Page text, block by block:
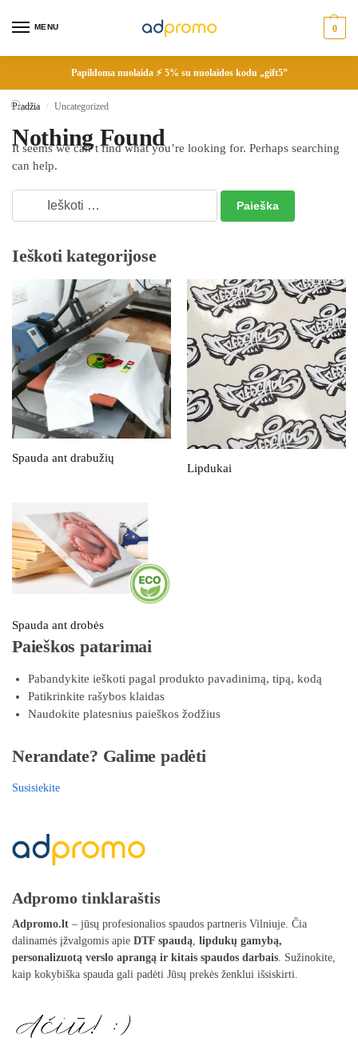
MENU 0
Papildoma nuolaida ⚡ 5% su nuolaidos kodu „gift5”
Pradžia / Uncategorized
Nothing Found
It seems we can’t find what you’re looking for. Perhaps searching
can help.
Ieškoti kategorijose
Spauda ant drabužių
Lipdukai
Spauda ant drobės
Paieškos patarimai
Pabandykite ieškoti pagal produkto pavadinimą, tipą, kodą
Patikrinkite rašybos klaidas
Naudokite platesnius paieškos žodžius
Nerandate? Galime padėti
Susisiekite
Adpromo tinklaraštis
Adpromo.lt – jūsų profesionalios spaudos partneris Vilniuje. Čia
dalinamės įžvalgomis apie DTF spaudą lipdukų gamybą,
personalizuotą verslo aprangą ir kitais spaudos darbais . Sužinokite,
kaip kokybiška spauda gali padėti Jūsų prekės ženklui išsiskirti.